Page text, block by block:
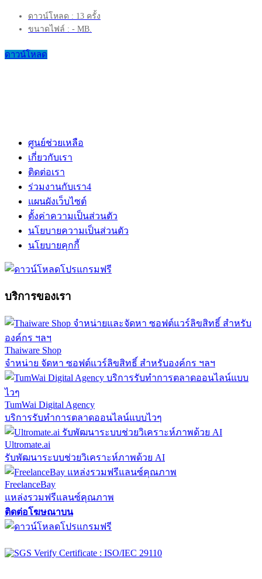
ดาวน์โหลด : 13 ครั้ง
ขนาดไฟล์ : - MB.
ดาวน์โหลด
ศูนย์ช่วยเหลือ
เกี่ยวกับเรา
ติดต่อเรา
ร่วมงานกับเรา4
แผนผังเว็บไซต์
ตั้งค่าความเป็นส่วนตัว
นโยบายความเป็นส่วนตัว
นโยบายคุกกี้
บริการของเรา
Thaiware Shop
จำหน่าย จัดหา ซอฟต์แวร์ลิขสิทธิ์ สำหรับองค์กร ฯลฯ
TumWai Digital Agency
บริการรับทำการตลาดออนไลน์แบบไวๆ
Ultromate.ai
รับพัฒนาระบบช่วยวิเคราะห์ภาพด้วย AI
FreelanceBay
แหล่งรวมฟรีแลนซ์คุณภาพ
ติดต่อโฆษณาบน